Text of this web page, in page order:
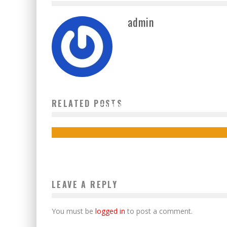
admin
RELATED POSTSISTIMEWA UNTUK PARA GURU
LEAVE A REPLY
You must be logged in to post a comment.